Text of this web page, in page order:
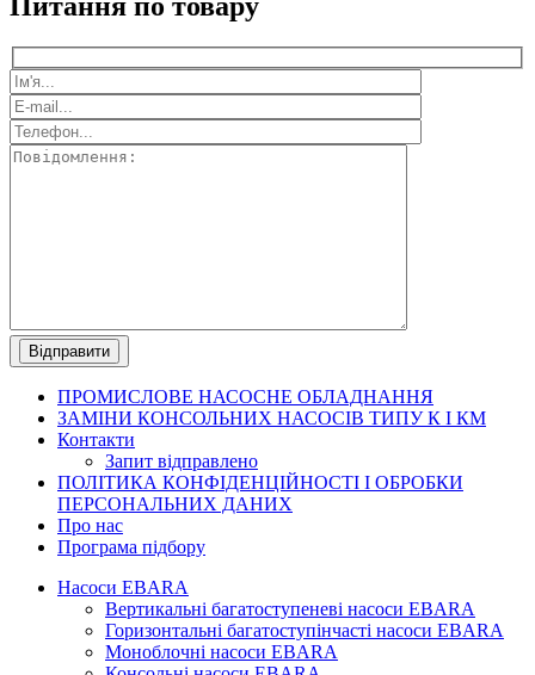
ПРОМИСЛОВЕ НАСОСНЕ ОБЛАДНАННЯ
ЗАМІНИ КОНСОЛЬНИХ НАСОСІВ ТИПУ К І КМ
Контакти
Запит відправлено
ПОЛІТИКА КОНФІДЕНЦІЙНОСТІ І ОБРОБКИ
ПЕРСОНАЛЬНИХ ДАНИХ
Про нас
Програма підбору
Насоси EBARA
Вертикальні багатоступеневі насоси EBARA
Горизонтальні багатоступінчасті насоси EBARA
Моноблочні насоси EBARA